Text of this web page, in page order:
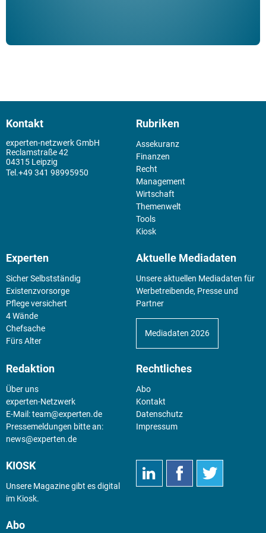
Kontakt
experten-netzwerk GmbH
Reclamstraße 42
04315 Leipzig
+49 341 98995950
Rubriken
Assekuranz
Finanzen
Recht
Management
Wirtschaft
Themenwelt
Tools
Kiosk
Experten
Sicher Selbstständig
Existenz­vorsorge
Pflege versichert
4 Wände
Chefsache
Fürs Alter
Aktuelle Mediadaten
Unsere aktuellen Mediadaten für
Werbetreibende, Presse und
Partner
Mediadaten 2026
Redaktion
Über uns
experten-Netzwerk
E-Mail:team@experten.de
Pressemeldungen bitte an:
news@experten.de
Rechtliches
Abo
Kontakt
Datenschutz
Impressum
KIOSK
Unsere Magazine gibt es digital
im Kiosk.
Abo